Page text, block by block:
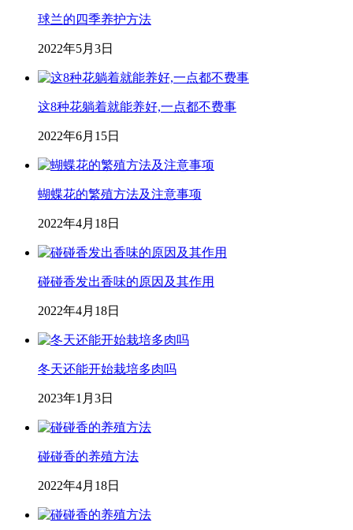
球兰的四季养护方法
2022年5月3日
这8种花躺着就能养好,一点都不费事
2022年6月15日
蝴蝶花的繁殖方法及注意事项
2022年4月18日
碰碰香发出香味的原因及其作用
2022年4月18日
冬天还能开始栽培多肉吗
2023年1月3日
碰碰香的养殖方法
2022年4月18日